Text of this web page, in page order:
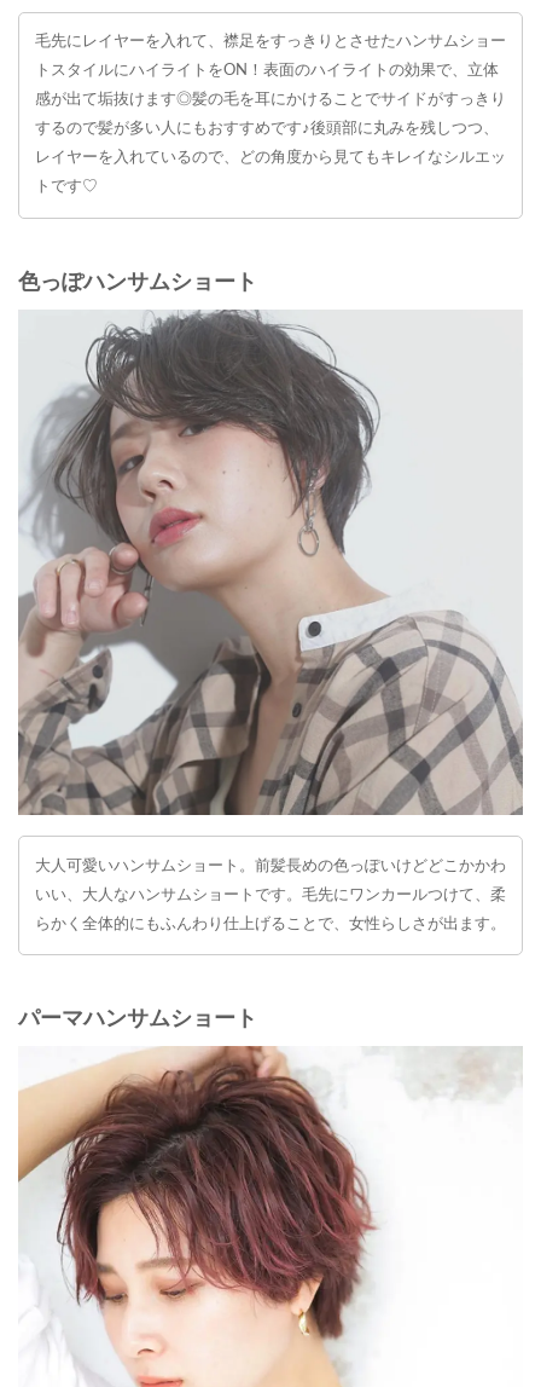
毛先にレイヤーを入れて、襟足をすっきりとさせたハンサムショー
トスタイルにハイライトをON！表面のハイライトの効果で、立体
感が出て垢抜けます◎髪の毛を耳にかけることでサイドがすっきり
するので髪が多い人にもおすすめです♪後頭部に丸みを残しつつ、
レイヤーを入れているので、どの角度から見てもキレイなシルエッ
トです♡
色っぽハンサムショート
大人可愛いハンサムショート。前髪長めの色っぽいけどどこかかわ
いい、大人なハンサムショートです。毛先にワンカールつけて、柔
らかく全体的にもふんわり仕上げることで、女性らしさが出ます。
パーマハンサムショート